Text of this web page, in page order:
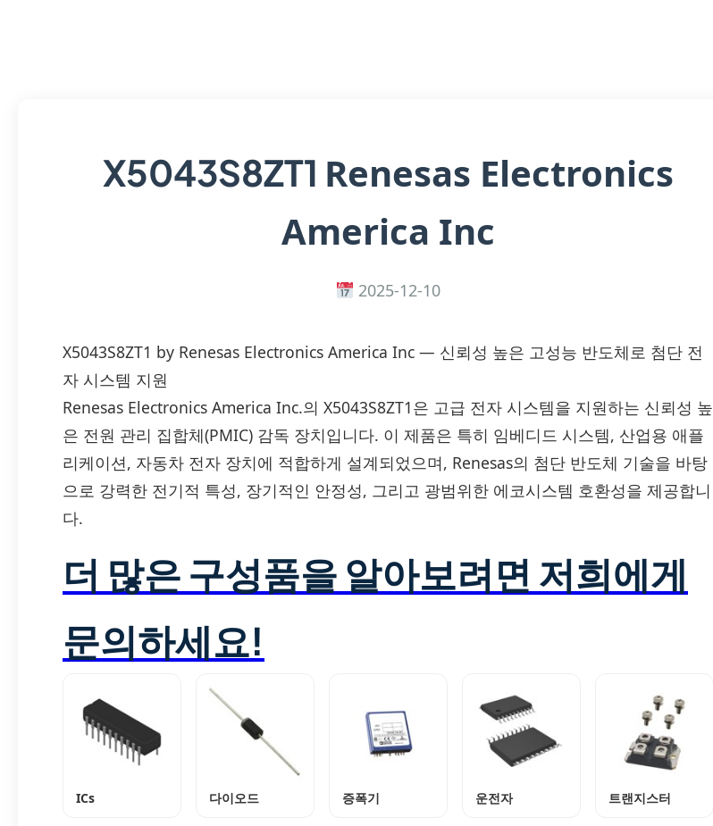
X5043S8ZT1 Renesas Electronics
America Inc
2025-12-10
X5043S8ZT1 by Renesas Electronics America Inc — 신뢰성 높은 고성능 반도체로 첨단 전
자 시스템 지원
Renesas Electronics America Inc.의 X5043S8ZT1은 고급 전자 시스템을 지원하는 신뢰성 높
은 전원 관리 집합체(PMIC) 감독 장치입니다. 이 제품은 특히 임베디드 시스템, 산업용 애플
리케이션, 자동차 전자 장치에 적합하게 설계되었으며, Renesas의 첨단 반도체 기술을 바탕
으로 강력한 전기적 특성, 장기적인 안정성, 그리고 광범위한 에코시스템 호환성을 제공합니
다.
더 많은 구성품을 알아보려면 저희에게
문의하세요!
ICs 다이오드 증폭기 운전자 트랜지스터